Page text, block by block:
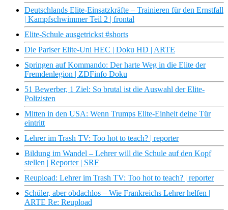
Deutschlands Elite-Einsatzkräfte – Trainieren für den Ernstfall
| Kampfschwimmer Teil 2 | frontal
Elite-Schule ausgetrickst #shorts
Die Pariser Elite-Uni HEC | Doku HD | ARTE
Springen auf Kommando: Der harte Weg in die Elite der
Fremdenlegion | ZDFinfo Doku
51 Bewerber, 1 Ziel: So brutal ist die Auswahl der Elite-
Polizisten
Mitten in den USA: Wenn Trumps Elite-Einheit deine Tür
eintritt
Lehrer im Trash TV: Too hot to teach? | reporter
Bildung im Wandel – Lehrer will die Schule auf den Kopf
stellen | Reporter | SRF
Reupload: Lehrer im Trash TV: Too hot to teach? | reporter
Schüler, aber obdachlos – Wie Frankreichs Lehrer helfen |
ARTE Re: Reupload